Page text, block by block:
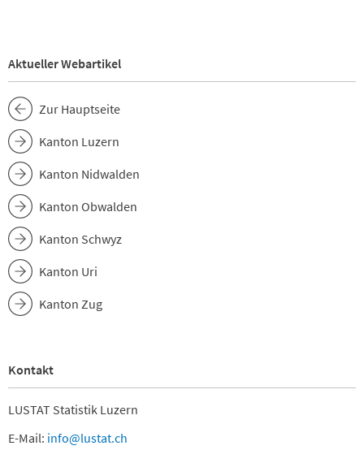
Aktueller Webartikel
Zur Hauptseite
Kanton Luzern
Kanton Nidwalden
Kanton Obwalden
Kanton Schwyz
Kanton Uri
Kanton Zug
Kontakt
LUSTAT Statistik Luzern
E-Mail: info@lustat.ch